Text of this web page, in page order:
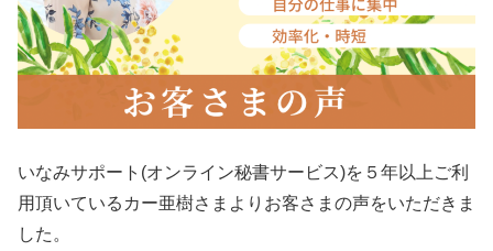
いなみサポート(オンライン秘書サービス)を５年以上ご利
用頂いているカー亜樹さまよりお客さまの声をいただきま
した。